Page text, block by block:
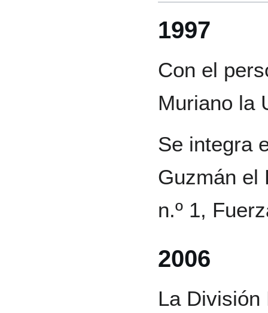
1997
Con el
Muriano la
Se integra
Guzmán el
n.º 1,
2006
La División